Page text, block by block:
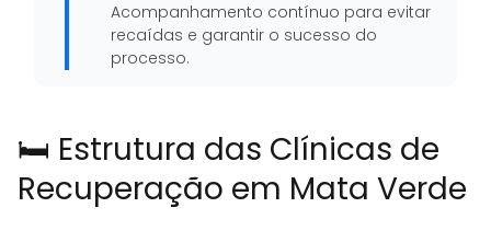
Acompanhamento contínuo para evitar
recaídas e garantir o sucesso do
processo.
🛏️ Estrutura das Clínicas de
Recuperação em Mata Verde